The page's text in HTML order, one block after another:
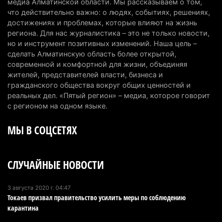
7 августа 2026 г. 06:28 268
В Алматинской области отменили приговор за
наркотики из-за того, что подсудимому не дали
последнее слово
6 августа 2026 г. 17:04
Проезд по БАКАД резко подорожал: в
Алматинской области начали действовать новые
6 августа 2026 г. 14:36
сборы в Алматинскую область
Первый раз с ИИ в первый класс: казахстанских
первоклассников начнут учить искусственному
что действительно важно: о людях, событиях, решениях,
достижениях и проблемах, которые влияют на жизнь
региона. Для нас журналистика – это не только новости,
но и инструмент позитивных изменений. Наша цель –
сделать Алматинскую область более открытой,
современной и комфортной для жизни, объединяя
жителей, представителей власти, бизнеса и
гражданского общества вокруг общих ценностей и
реальных дел. «Пятый регион» – медиа, которое говорит
с регионом на одном языке.
МЫ В СОЦСЕТЯХ
СЛУЧАЙНЫЕ НОВОСТИ
3 августа 2020 г. 04:47
Токаев призвал правительство усилить меры по соблюдению
карантина